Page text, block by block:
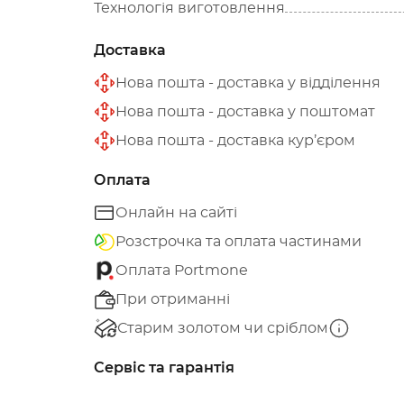
Технологія виготовлення
Доставка
Нова пошта - доставка у відділення
Нова пошта - доставка у поштомат
Нова пошта - доставка кур’єром
Оплата
Онлайн на сайті
Розстрочка та оплата частинами
Оплата Portmone
При отриманні
Старим золотом чи сріблом
Сервіс та гарантія